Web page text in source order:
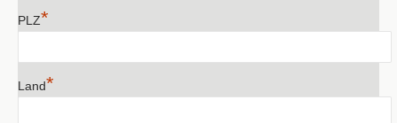
PLZ*
Land*